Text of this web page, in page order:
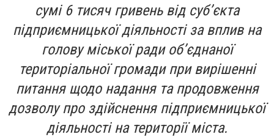
сумі 6 тисяч гривень від суб’єкта
підприємницької діяльності за вплив на
голову міської ради об’єднаної
територіальної громади при вирішенні
питання щодо надання та продовження
дозволу про здійснення підприємницької
діяльності на території міста.